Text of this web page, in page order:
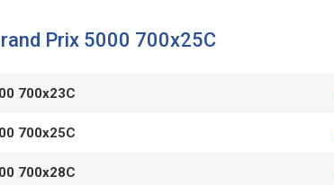
Prix 5000 700x25C
700x23C
700x25C
700x28C